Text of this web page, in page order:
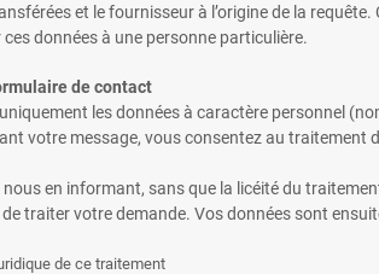
et le fournisseur à l’origine de la
données à une personne particulière.
de contact
les données à caractère personnel
votre message, vous consentez au
en informant, sans que la licéité du
traiter votre demande. Vos données sont
de ce traitement